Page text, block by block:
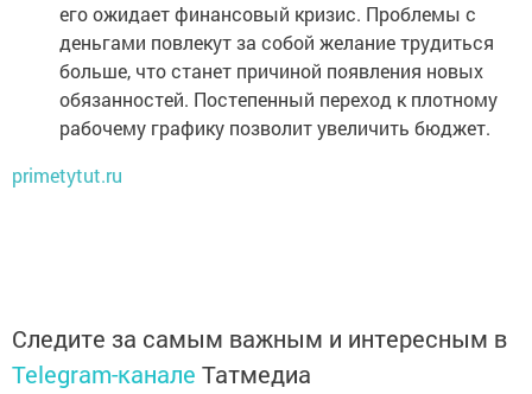
его ожидает финансовый кризис. Проблемы с
деньгами повлекут за собой желание трудиться
больше, что станет причиной появления новых
обязанностей. Постепенный переход к плотному
рабочему графику позволит увеличить бюджет.
primetytut.ru
Следите за самым важным и интересным в
Telegram-канале Татмедиа